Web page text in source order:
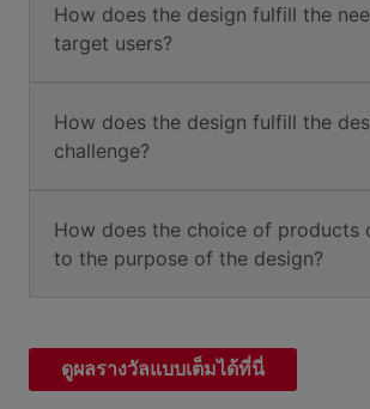
How does the design fulfill the
target users?
How does the design fulfill the
challenge?
How does the choice of products
to the purpose of the design?
ดูผลรางวัลแบบเต็มได้ที่นี่